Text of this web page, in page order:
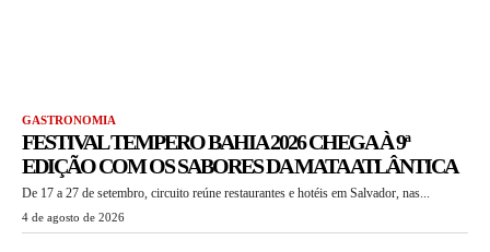
GASTRONOMIA
FESTIVAL TEMPERO BAHIA 2026 CHEGA À 9ª
EDIÇÃO COM OS SABORES DA MATA ATLÂNTICA
De 17 a 27 de setembro, circuito reúne restaurantes e hotéis em Salvador, nas...
4 de agosto de 2026